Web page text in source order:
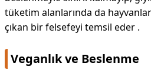
tüketim alanlarında da
çıkan bir felsefeyi temsil eder .
Veganlık ve Beslenme